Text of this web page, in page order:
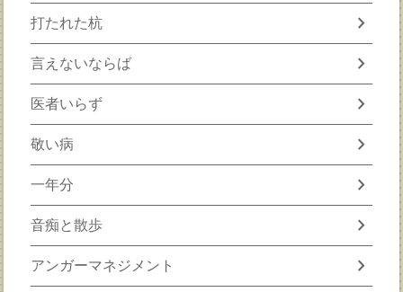
打たれた杭 chevron_right
言えないならば chevron_right
医者いらず chevron_right
敬い病 chevron_right
一年分 chevron_right
音痴と散歩 chevron_right
アンガーマネジメント chevron_right